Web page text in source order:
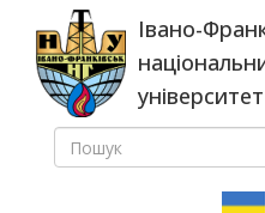
основного
вмісту
Івано-
ПОШУКОВА
ПОШУК